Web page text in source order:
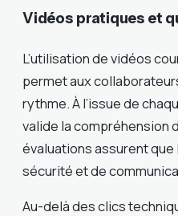
Vidéos pratiques et
L’utilisation de vidéos
permet aux
rythme. À l’issue de
valide la compréhension
évaluations assurent
sécurité et de
Au-delà des clics